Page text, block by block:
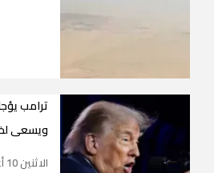
ترامب
ويسعى
الاثنين 10 أغسطس 2026 06:21:08